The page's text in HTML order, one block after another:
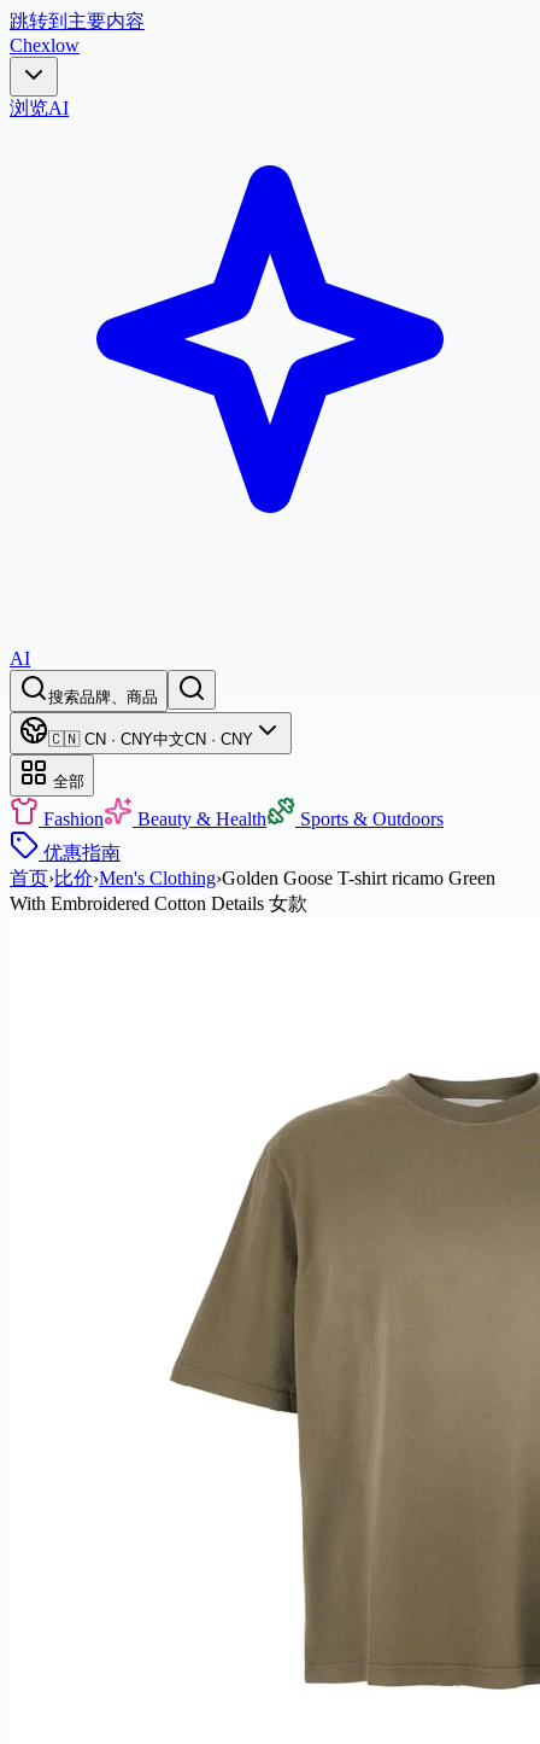
跳转到主要内容
Chexlow
浏览AI
AI
搜索品牌、商品
🇨🇳 CN · CNY中文CN · CNY
全部
Fashion Beauty & Health
Sports & Outdoors
优惠指南
首页›比价›Men's Clothing›Golden Goose T-shirt ricamo Green
With Embroidered Cotton Details 女款